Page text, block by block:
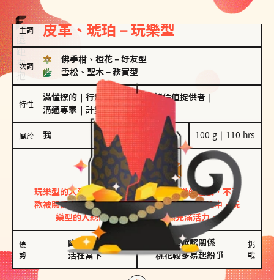
主調 皮革、琥珀－玩樂型
次調
佛手柑、橙花 － 好友型
雪松、聖木 － 務實型
特性
滿懂撩的 行走的發電機｜ 情緒價值提供者
溝通專家
計畫通
屬於 我 100 g｜110 hrs
玩樂型
皮革、琥珀
玩樂型的人熱情洋溢，視戀愛為一場刺激的遊戲，不喜
歡被關係中的限制綑綁。無論是約會中還是交往中，玩
樂型的人總能帶來樂趣，讓關係充滿活力。
優
勢
幽默風趣
活在當下
害怕確認關係
桃花較多易起紛爭
挑
戰